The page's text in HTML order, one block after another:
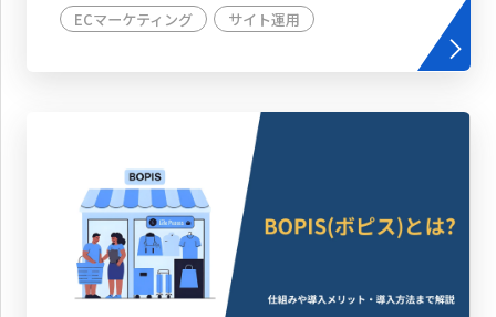
ECマーケティング サイト運用